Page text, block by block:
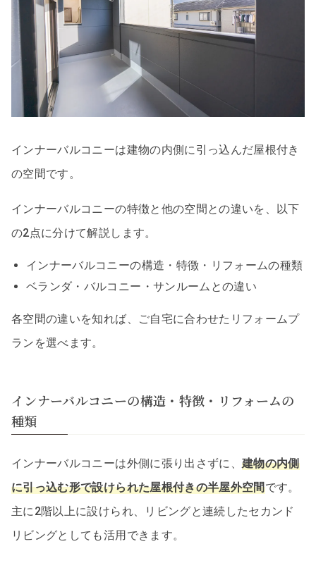
インナーバルコニーは建物の内側に引っ込んだ屋根付き
の空間です。
インナーバルコニーの特徴と他の空間との違いを、以下
の2点に分けて解説します。
インナーバルコニーの構造・特徴・リフォームの種類
ベランダ・バルコニー・サンルームとの違い
各空間の違いを知れば、ご自宅に合わせたリフォームプ
ランを選べます。
インナーバルコニーの構造・特徴・リフォームの
種類
インナーバルコニーは外側に張り出さずに、 建物の内側
に引っ込む形で設けられた屋根付きの半屋外空間です。
主に2階以上に設けられ、リビングと連続したセカンド
リビングとしても活用できます。